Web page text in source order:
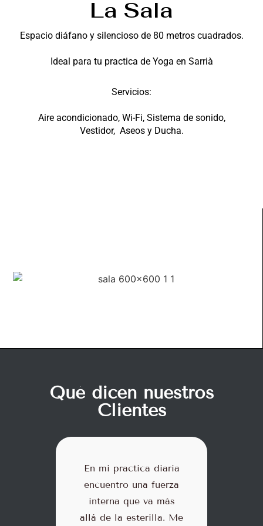
La Sala
Espacio diáfano y silencioso de 80 metros cuadrados.
Ideal para tu practica de Yoga en Sarrià
Servicios:
Aire acondicionado, Wi-Fi, Sistema de sonido,
Vestidor, Aseos y Ducha.
Qué dicen nuestros
Clientes
He notado un cambio
enorme tanto físico
como emocional. Es
un espacio, un